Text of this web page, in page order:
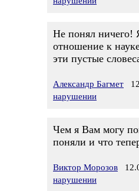
Не понял ничего!
отношение к
эти пустые
Александр Багмет
нарушении
Чем я Вам могу
поняли и что
Виктор Морозов
нарушении